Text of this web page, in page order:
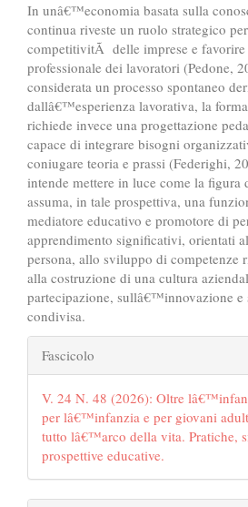
In unâ€™economia basata sulla
continua riveste un ruolo strategico
competitivitÃ delle imprese e favorire
professionale dei lavoratori (Pedone,
considerata un processo spontaneo
dallâ€™esperienza lavorativa, la
richiede invece una progettazione
capace di integrare bisogni
coniugare teoria e prassi (Federighi,
intende mettere in luce come la figura
assuma, in tale prospettiva, una
mediatore educativo e promotore di
apprendimento significativi, orientati
persona, allo sviluppo di competenze
alla costruzione di una cultura
partecipazione, sullâ€™innovazione e
condivisa.
Fascicolo
V. 24 N. 48 (2026): Oltre
per lâ€™infanzia e per giovani
tutto lâ€™arco della vita. Pratiche,
prospettive educative.